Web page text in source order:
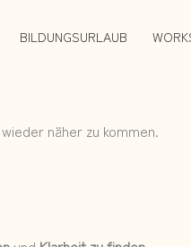
BILDUNGSURLAUB
näher zu kommen.